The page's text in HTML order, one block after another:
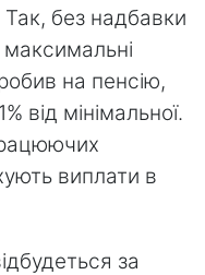
без надбавки
на пенсію,
від мінімальної.
виплати в
за